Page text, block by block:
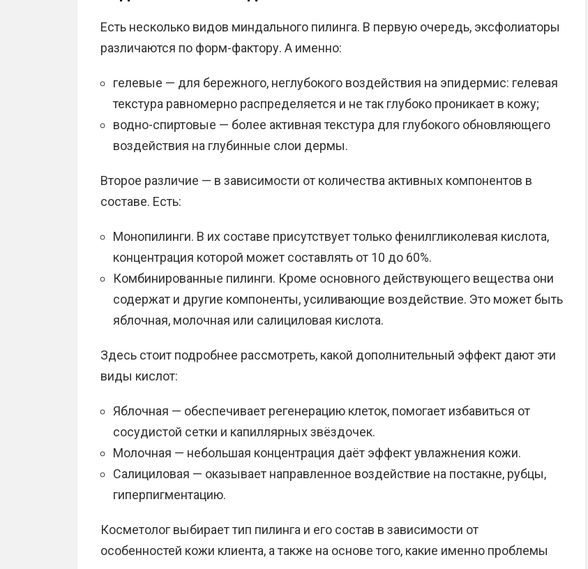
Есть несколько видов миндального пилинга. В первую очередь, эксфолиаторы
различаются по форм-фактору. А именно:
гелевые — для бережного, неглубокого воздействия на эпидермис: гелевая
текстура равномерно распределяется и не так глубоко проникает в кожу;
водно-спиртовые — более активная текстура для глубокого обновляющего
воздействия на глубинные слои дермы.
Второе различие — в зависимости от количества активных компонентов в
составе. Есть:
Монопилинги. В их составе присутствует только фенилгликолевая кислота,
концентрация которой может составлять от 10 до 60%.
Комбинированные пилинги. Кроме основного действующего вещества они
содержат и другие компоненты, усиливающие воздействие. Это может быть
яблочная, молочная или салициловая кислота.
Здесь стоит подробнее рассмотреть, какой дополнительный эффект дают эти
виды кислот:
Яблочная — обеспечивает регенерацию клеток, помогает избавиться от
сосудистой сетки и капиллярных звёздочек.
Молочная — небольшая концентрация даёт эффект увлажнения кожи.
Салициловая — оказывает направленное воздействие на постакне, рубцы,
гиперпигментацию.
Косметолог выбирает тип пилинга и его состав в зависимости от
особенностей кожи клиента, а также на основе того, какие именно проблемы